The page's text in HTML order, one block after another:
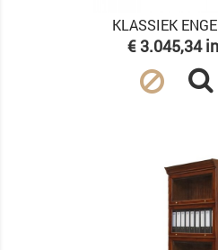
KLASSIEK
Prijs
€ 3.045,34